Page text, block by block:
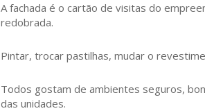
A fachada é o cartão de visitas do
redobrada.
Pintar, trocar pastilhas, mudar o
Todos gostam de ambientes seguros,
das unidades.